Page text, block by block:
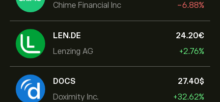
Chime Financial Inc
-6.88%
LEN.DE
Lenzing AG
24.20‎€‎
+2.76%
DOCS
Doximity Inc.
27.40‎$‎
+32.62%